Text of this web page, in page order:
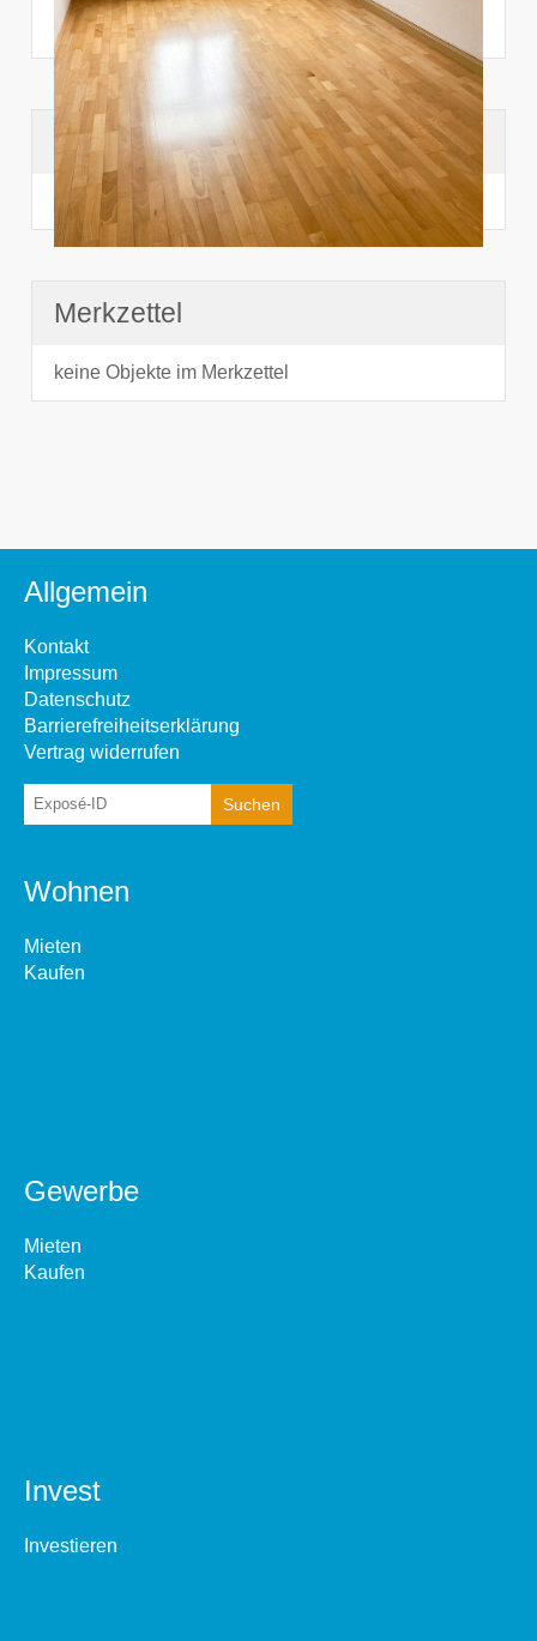
Suchhistorie
noch nichts angesehen
Merkzettel
keine Objekte im Merkzettel
Allgemein
Kontakt
Impressum
Datenschutz
Barrierefreiheitserklärung
Vertrag widerrufen
Wohnen
Mieten
Kaufen
Gewerbe
Mieten
Kaufen
Invest
Investieren